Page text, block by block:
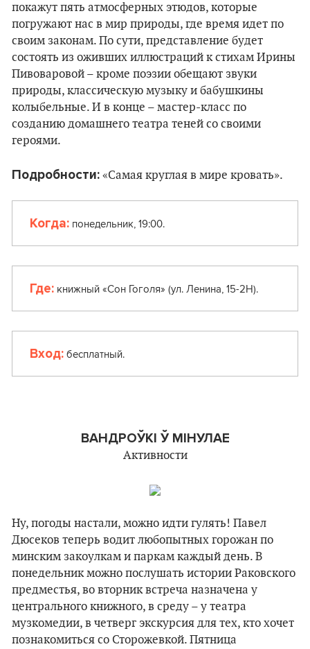
покажут пять атмосферных этюдов, которые
погружают нас в мир природы, где время идeт по
своим законам. По сути, представление будет
состоять из оживших иллюстраций к стихам Ирины
Пивоваровой – кроме поэзии обещают звуки
природы, классическую музыку и бабушкины
колыбельные. И в конце – мастер-класс по
созданию домашнего театра теней со своими
героями.
Подробности: «Самая круглая в мире кровать».
Когда: понедельник, 19:00.
Где: книжный «Сон Гоголя» (ул. Ленина, 15-2Н).
Вход:бесплатный.
ВАНДРОЎКІ Ў МІНУЛАЕ
Активности
Ну, погоды настали, можно идти гулять! Павел
Дюсеков теперь водит любопытных горожан по
минским закоулкам и паркам каждый день. В
понедельник можно послушать истории Раковского
предместья, во вторник встреча назначена у
центрального книжного, в среду – у театра
музкомедии, в четверг экскурсия для тех, кто хочет
познакомиться со Сторожевкой. Пятница